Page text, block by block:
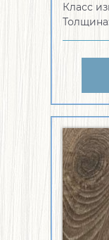
Класс
Толщина: